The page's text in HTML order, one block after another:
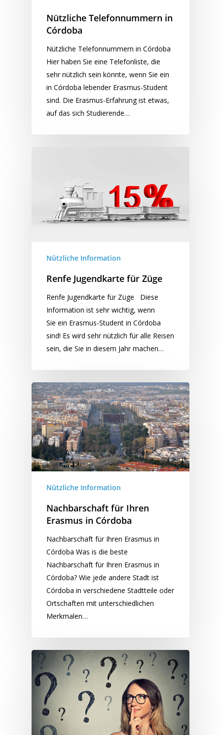
Nützliche Telefonnummern in
Córdoba
Nützliche Telefonnummern in Córdoba
Hier haben Sie eine Telefonliste, die
sehr nützlich sein könnte, wenn Sie ein
in Córdoba lebender Erasmus-Student
sind. Die Erasmus-Erfahrung ist etwas,
auf das sich Studierende…
Nützliche Information
Renfe Jugendkarte für Züge
Renfe Jugendkarte für Züge Diese
Information ist sehr wichtig, wenn
Sie ein Erasmus-Student in Córdoba
sind! Es wird sehr nützlich für alle Reisen
sein, die Sie in diesem Jahr machen…
Nützliche Information
Nachbarschaft für Ihren
Erasmus in Córdoba
Nachbarschaft für Ihren Erasmus in
Córdoba Was is die beste
Nachbarschaft für Ihren Erasmus in
Córdoba? Wie jede andere Stadt ist
Córdoba in verschiedene Stadtteile oder
Ortschaften mit unterschiedlichen
Merkmalen…